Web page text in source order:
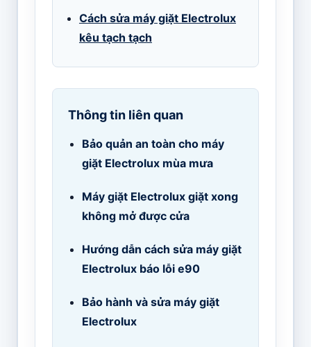
Cách sửa máy giặt Electrolux
kêu tạch tạch
Thông tin liên quan
Bảo quản an toàn cho máy
giặt Electrolux mùa mưa
Máy giặt Electrolux giặt xong
không mở được cửa
Hướng dẫn cách sửa máy giặt
Electrolux báo lỗi e90
Bảo hành và sửa máy giặt
Electrolux